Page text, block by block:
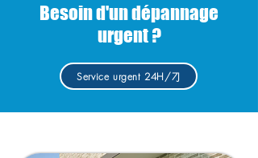
Besoin d'un dépannage
urgent ?
Service urgent 24H/7J